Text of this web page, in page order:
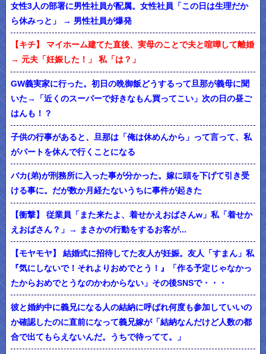
女性3人の部署に男性社員が配属。女性社員「この日は生理だか
ら休みっと」 → 男性社員が爆発
【キチ】 マイホーム建てた直後、実母のことで夫と喧嘩して離婚
→ 元夫「妊娠した！」 私「は？」
GW義実家に行った。初日の晩御飯どうするって旦那が義母に聞
いた→「近くのスーパーで好きなもん買ってこい」次の日の昼ご
はんも！？
子供の行事があると、旦那は「俺は休めんから」って言って、私
がパートを休んで行くことになる
バカ(弟)が刑務所に入った事が分かった。嫁に頭を下げて引き受
ける事に。だが数か月経たないうちに事件が起きた
【衝撃】 従業員「また来たよ、着せかえおばさんw」私「着せか
えおばさん？」→ まさかの行動をするお客が...
【モヤモヤ】 結婚式に招待してた友人が妊娠。友人「すまん」私
『気にしないで！それよりおめでとう！』「作る予定じゃなかっ
たからおめでとうなのかわからない」その後SNSで・・・
彼と婚約中に義兄になる人の結納に呼ばれ何度も参加していいの
か確認したのに直前になって義兄嫁が「結納なんだけど人数の都
合で出てもらえないんだ。うちで待ってて。」